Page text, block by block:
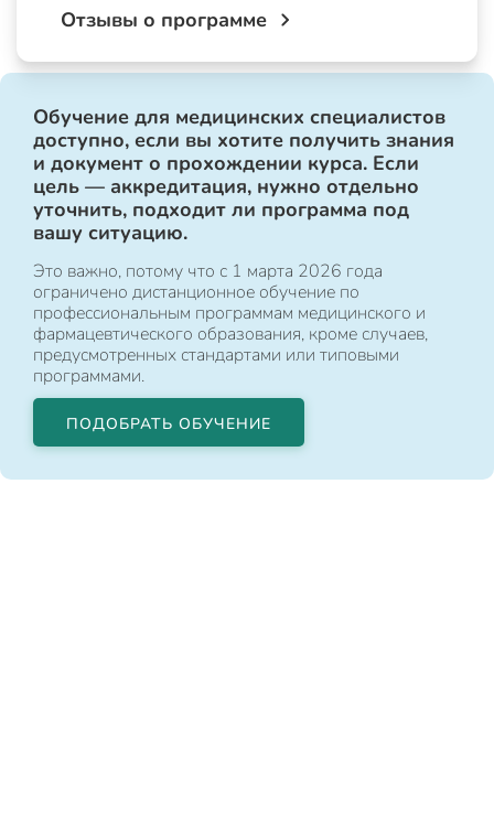
Отзывы о программе
Обучение для медицинских специалистов
доступно, если вы хотите получить знания
и документ о прохождении курса. Если
цель — аккредитация, нужно отдельно
уточнить, подходит ли программа под
вашу ситуацию.
Это важно, потому что с 1 марта 2026 года
ограничено дистанционное обучение по
профессиональным программам медицинского и
фармацевтического образования, кроме случаев,
предусмотренных стандартами или типовыми
программами.
ПОДОБРАТЬ ОБУЧЕНИЕ